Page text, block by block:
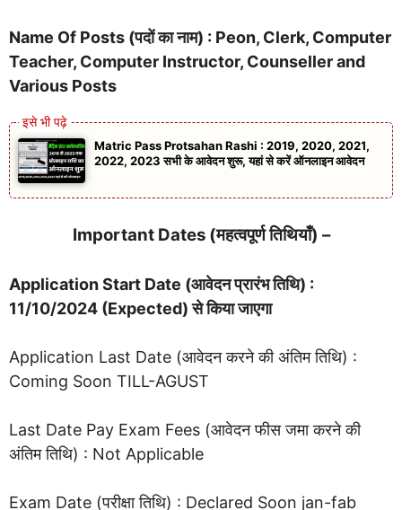
Name Of Posts (पदों का नाम) : Peon, Clerk, Computer
Teacher, Computer Instructor, Counseller and
Various Posts
Matric Pass Protsahan Rashi : 2019, 2020, 2021,
2022, 2023 सभी के आवेदन शुरू, यहां से करें ऑनलाइन आवेदन
Important Dates (महत्वपूर्ण तिथियाँ) –
Application Start Date (आवेदन प्रारंभ तिथि) :
11/10/2024 (Expected) से किया जाएगा
Application Last Date (आवेदन करने की अंतिम तिथि) :
Coming Soon TILL-AGUST
Last Date Pay Exam Fees (आवेदन फीस जमा करने की
अंतिम तिथि) : Not Applicable
Exam Date (परीक्षा तिथि) : Declared Soon jan-fab